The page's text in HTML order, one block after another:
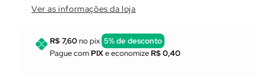
Divecom
Divecom
Ver as informações da loja
R$ 7,60no pix 5% de desconto
Pague comPIXe economizeR$ 0,40